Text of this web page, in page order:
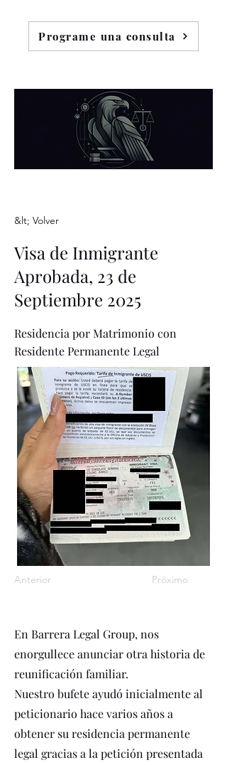
Programe una consulta
&lt; Volver
Visa de Inmigrante
Aprobada, 23 de
Septiembre 2025
Residencia por Matrimonio con
Residente Permanente Legal
Anterior Próximo
En Barrera Legal Group, nos
enorgullece anunciar otra historia de
reunificación familiar.
Nuestro bufete ayudó inicialmente al
peticionario hace varios años a
obtener su residencia permanente
legal gracias a la petición presentada